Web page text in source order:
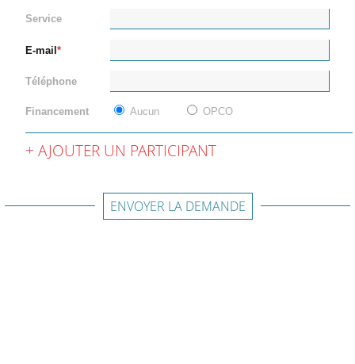
Service
E-mail
Téléphone
Financement Aucun OPCO
AJOUTER UN PARTICIPANT
ENVOYER LA DEMANDE